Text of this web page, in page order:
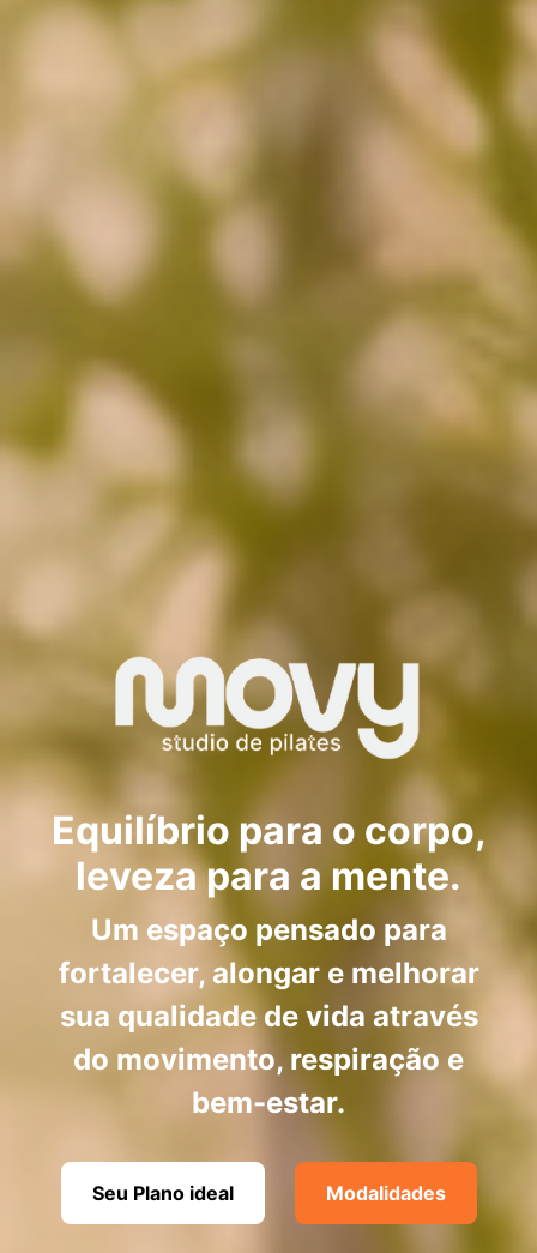
Equilíbrio para o corpo,
leveza para a mente.
Um espaço pensado para
fortalecer, alongar e melhorar
sua qualidade de vida através
do movimento, respiração e
bem-estar.
Seu Plano ideal Modalidades